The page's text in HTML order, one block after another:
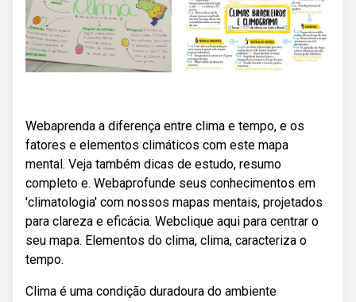
Webaprenda a diferença entre clima e tempo, e os
fatores e elementos climáticos com este mapa
mental. Veja também dicas de estudo, resumo
completo e. Webaprofunde seus conhecimentos em
'climatologia' com nossos mapas mentais, projetados
para clareza e eficácia. Webclique aqui para centrar o
seu mapa. Elementos do clima, clima, caracteriza o
tempo.
Clima é uma condição duradoura do ambiente